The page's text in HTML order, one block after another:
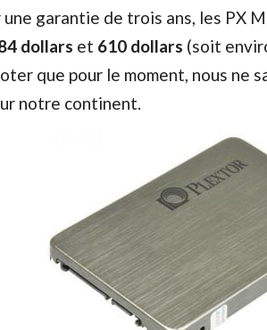
garantie de trois ans, les PX
dollars et 610 dollars (soit
que pour le moment, nous ne
notre continent.